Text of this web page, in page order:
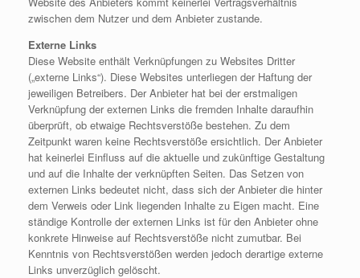
zwischen dem Nutzer und dem Anbieter zustande.
Externe Links
Diese Website enthält Verknüpfungen zu Websites Dritter
(„externe Links“). Diese Websites unterliegen der Haftung der
jeweiligen Betreibers. Der Anbieter hat bei der erstmaligen
Verknüpfung der externen Links die fremden Inhalte daraufhin
überprüft, ob etwaige Rechtsverstöße bestehen. Zu dem
Zeitpunkt waren keine Rechtsverstöße ersichtlich. Der Anbieter
hat keinerlei Einfluss auf die aktuelle und zukünftige Gestaltung
und auf die Inhalte der verknüpften Seiten. Das Setzen von
externen Links bedeutet nicht, dass sich der Anbieter die hinter
dem Verweis oder Link liegenden Inhalte zu Eigen macht. Eine
ständige Kontrolle der externen Links ist für den Anbieter ohne
konkrete Hinweise auf Rechtsverstöße nicht zumutbar. Bei
Kenntnis von Rechtsverstößen werden jedoch derartige externe
Links unverzüglich gelöscht.